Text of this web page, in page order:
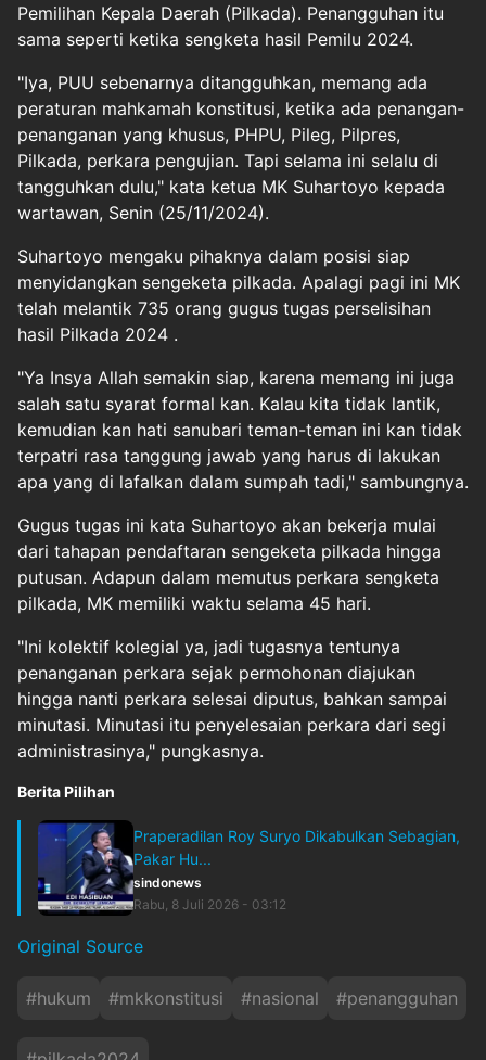
Pemilihan Kepala Daerah (Pilkada). Penangguhan itu
sama seperti ketika sengketa hasil Pemilu 2024.
"Iya, PUU sebenarnya ditangguhkan, memang ada
peraturan mahkamah konstitusi, ketika ada penangan-
penanganan yang khusus, PHPU, Pileg, Pilpres,
Pilkada, perkara pengujian. Tapi selama ini selalu di
tangguhkan dulu," kata ketua MK Suhartoyo kepada
wartawan, Senin (25/11/2024).
Suhartoyo mengaku pihaknya dalam posisi siap
menyidangkan sengeketa pilkada. Apalagi pagi ini MK
telah melantik 735 orang gugus tugas perselisihan
hasil Pilkada 2024 .
"Ya Insya Allah semakin siap, karena memang ini juga
salah satu syarat formal kan. Kalau kita tidak lantik,
kemudian kan hati sanubari teman-teman ini kan tidak
terpatri rasa tanggung jawab yang harus di lakukan
apa yang di lafalkan dalam sumpah tadi," sambungnya.
Gugus tugas ini kata Suhartoyo akan bekerja mulai
dari tahapan pendaftaran sengeketa pilkada hingga
putusan. Adapun dalam memutus perkara sengketa
pilkada, MK memiliki waktu selama 45 hari.
"Ini kolektif kolegial ya, jadi tugasnya tentunya
penanganan perkara sejak permohonan diajukan
hingga nanti perkara selesai diputus, bahkan sampai
minutasi. Minutasi itu penyelesaian perkara dari segi
administrasinya," pungkasnya.
Berita Pilihan
Praperadilan Roy Suryo Dikabulkan Sebagian,
Pakar Hu...
sindonews
Rabu, 8 Juli 2026 - 03:12
Original Source
#hukum #mkkonstitusi #nasional #penangguhan